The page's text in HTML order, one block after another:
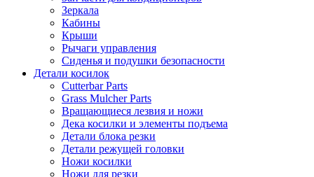
Зеркала
Кабины
Крыши
Рычаги управления
Сиденья и подушки безопасности
Детали косилок
Cutterbar Parts
Grass Mulcher Parts
Вращающиеся лезвия и ножи
Дека косилки и элементы подъема
Детали блока резки
Детали режущей головки
Ножи косилки
Ножи для резки